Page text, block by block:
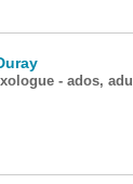
- ados,